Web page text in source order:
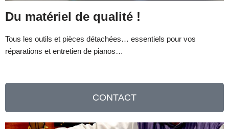
Du matériel de qualité !
Tous les outils et pièces détachées… essentiels pour vos
réparations et entretien de pianos…
CONTACT